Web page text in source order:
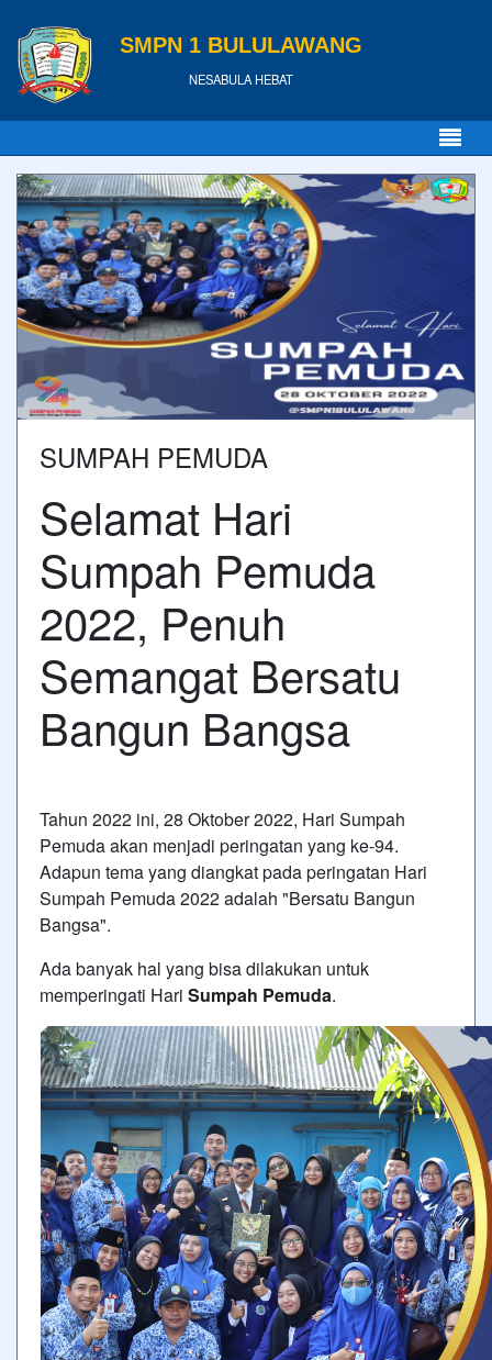
SMPN 1 BULULAWANG
NESABULA HEBAT
SUMPAH PEMUDA
Selamat Hari
Sumpah Pemuda
2022, Penuh
Semangat Bersatu
Bangun Bangsa
Tahun 2022 ini, 28 Oktober 2022, Hari Sumpah
Pemuda akan menjadi peringatan yang ke-94.
Adapun tema yang diangkat pada peringatan Hari
Sumpah Pemuda 2022 adalah "Bersatu Bangun
Bangsa".
Ada banyak hal yang bisa dilakukan untuk
memperingati Hari Sumpah Pemuda.